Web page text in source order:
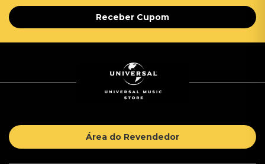
Receber Cupom
Área do Revendedor